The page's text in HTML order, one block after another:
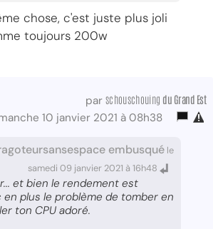
chose, c'est juste plus joli
toujours 200w
par schouschouing du Grand Est
10 janvier 2021 à 08h38
embusqué le
samedi 09 janvier 2021 à 16h48
et bien le rendement est
plus le problème de tomber en
ton CPU adoré.